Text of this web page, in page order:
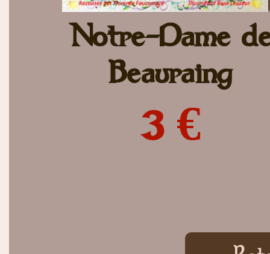
Notre-Dame
Beauraing
3 €